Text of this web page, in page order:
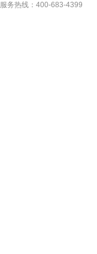
服务热线：400-683-4399